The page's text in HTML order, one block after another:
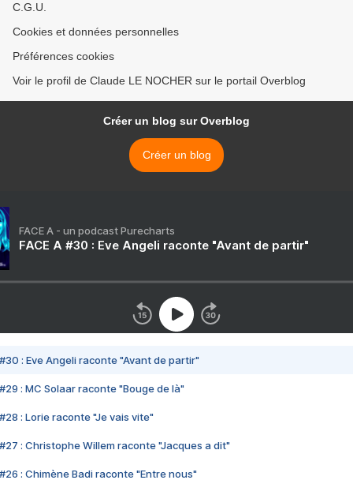
C.G.U.
Cookies et données personnelles
Préférences cookies
Voir le profil de Claude LE NOCHER sur le portail Overblog
Créer un blog sur Overblog
Créer un blog
FACE A - un podcast Purecharts
FACE A #30 : Eve Angeli raconte "Avant de partir"
#30 : Eve Angeli raconte "Avant de partir"
#29 : MC Solaar raconte "Bouge de là"
#28 : Lorie raconte "Je vais vite"
#27 : Christophe Willem raconte "Jacques a dit"
#26 : Chimène Badi raconte "Entre nous"